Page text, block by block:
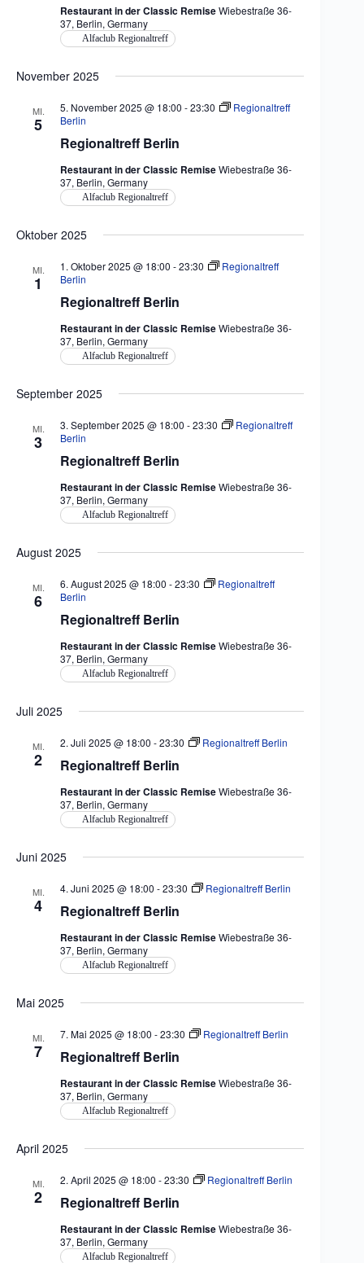
Restaurant in der Classic RemiseWiebestraße 36-
37, Berlin, Germany
Alfaclub Regionaltreff
November 2025
MI.
5
Regionaltreff Berlin
5. November 2025 @ 18:00 -23:30
Regionaltreff
Berlin
Restaurant in der Classic RemiseWiebestraße 36-
37, Berlin, Germany
Alfaclub Regionaltreff
Oktober 2025
MI.
1
Regionaltreff Berlin
1. Oktober 2025 @ 18:00 -23:30
Regionaltreff
Berlin
Restaurant in der Classic RemiseWiebestraße 36-
37, Berlin, Germany
Alfaclub Regionaltreff
September 2025
MI.
3
Regionaltreff Berlin
3. September 2025 @ 18:00 -23:30
Regionaltreff
Berlin
Restaurant in der Classic RemiseWiebestraße 36-
37, Berlin, Germany
Alfaclub Regionaltreff
August 2025
MI.
6
Regionaltreff Berlin
6. August 2025 @ 18:00 -23:30
Regionaltreff
Berlin
Restaurant in der Classic RemiseWiebestraße 36-
37, Berlin, Germany
Alfaclub Regionaltreff
Juli 2025
MI.
2 Regionaltreff Berlin
2. Juli 2025 @ 18:00 -23:30 Regionaltreff Berlin
Restaurant in der Classic RemiseWiebestraße 36-
37, Berlin, Germany
Alfaclub Regionaltreff
Juni 2025
MI.
4 Regionaltreff Berlin
4. Juni 2025 @ 18:00 -23:30 Regionaltreff Berlin
Restaurant in der Classic RemiseWiebestraße 36-
37, Berlin, Germany
Alfaclub Regionaltreff
Mai 2025
MI.
7 Regionaltreff Berlin
7. Mai 2025 @ 18:00 -23:30 Regionaltreff Berlin
Restaurant in der Classic RemiseWiebestraße 36-
37, Berlin, Germany
Alfaclub Regionaltreff
April 2025
MI.
2 Regionaltreff Berlin
2. April 2025 @ 18:00 -23:30 Regionaltreff Berlin
Restaurant in der Classic RemiseWiebestraße 36-
37, Berlin, Germany
Alfaclub Regionaltreff